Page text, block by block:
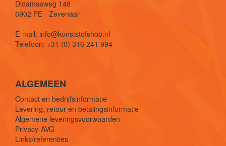
Didamseweg 148
6902 PE - Zevenaar
E-mail: info@kunststofshop.nl
Telefoon: +31 (0) 316 241 994
ALGEMEEN
Contact en bedrijfsinformatie
Levering, retour en betalingsinformatie
Algemene leveringsvoorwaarden
Privacy-AVG
Links/referenties